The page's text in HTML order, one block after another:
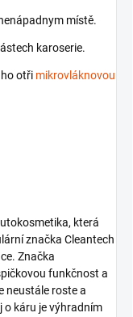
místě.
karoserie.
otři mikrovláknovou
která
značka Cleantech
Značka
funkčnost a
neustále roste a
o káru je výhradním